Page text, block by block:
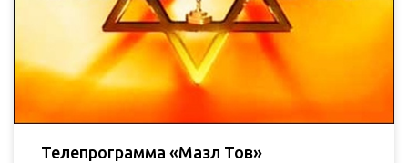
Телепрограмма «Мазл Тов»